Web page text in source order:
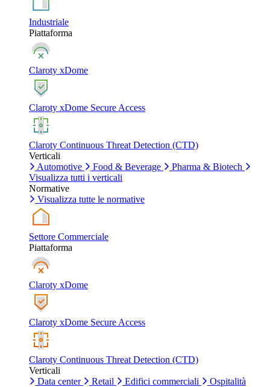
Industriale
Piattaforma
Claroty xDome
Claroty xDome Secure Access
Claroty Continuous Threat Detection (CTD)
Verticali
Automotive
Food & Beverage
Pharma & Biotech
Visualizza tutti i verticali
Normative
Visualizza tutte le normative
Settore Commerciale
Piattaforma
Claroty xDome
Claroty xDome Secure Access
Claroty Continuous Threat Detection (CTD)
Verticali
Data center
Retail Edifici commerciali Ospitalità